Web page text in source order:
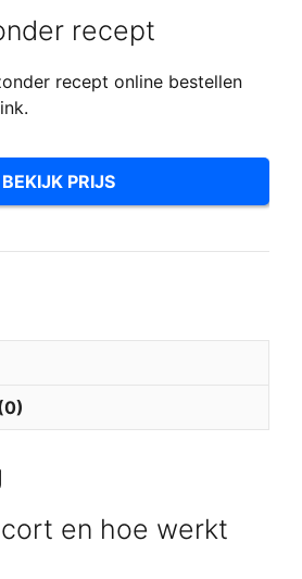
recept
recept online bestellen
BEKIJK PRIJS
en hoe werkt